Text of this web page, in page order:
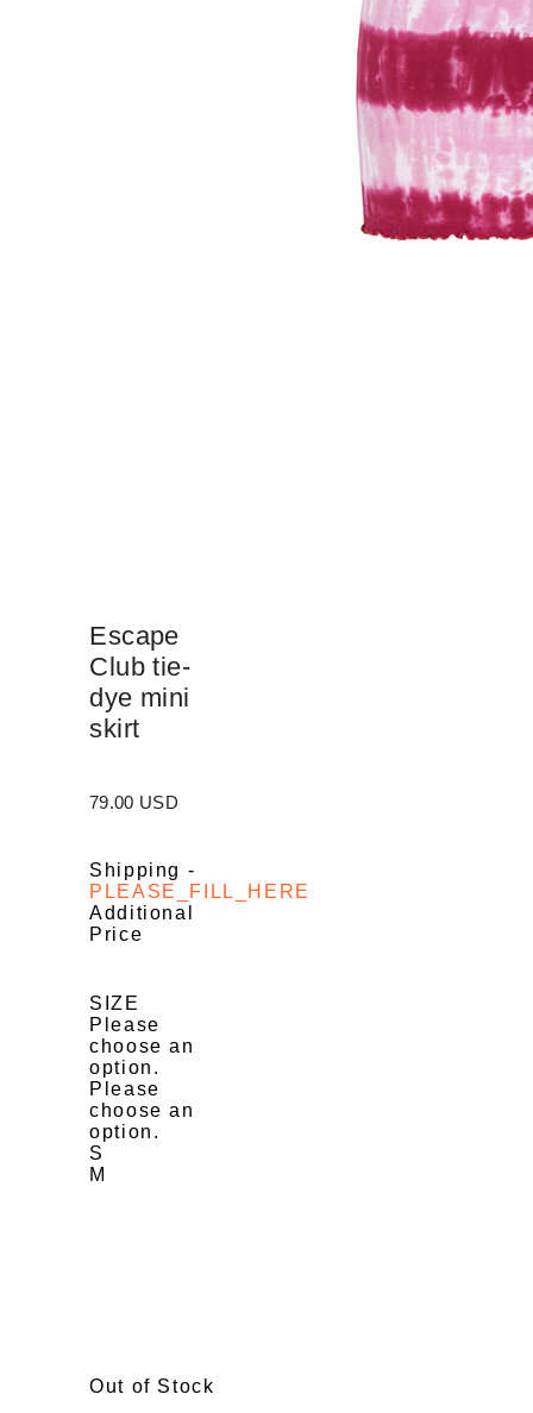
Escape
Club tie-
dye mini
skirt
79.00 USD
Shipping -
PLEASE_FILL_HERE
Additional
Price
SIZE
Please
choose an
option.
Please
choose an
option.
S
M
Out of Stock